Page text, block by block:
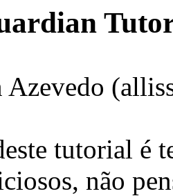
Azevedo
tutorial é
não